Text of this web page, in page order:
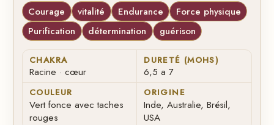
Courage vitalité Endurance
Force physique
Purification
détermination guérison
CHAKRA
Racine · cœur
DURETÉ (MOHS)
6,5 a 7
COULEUR
Vert fonce avec taches
rouges
ORIGINE
Inde, Australie, Brésil,
USA